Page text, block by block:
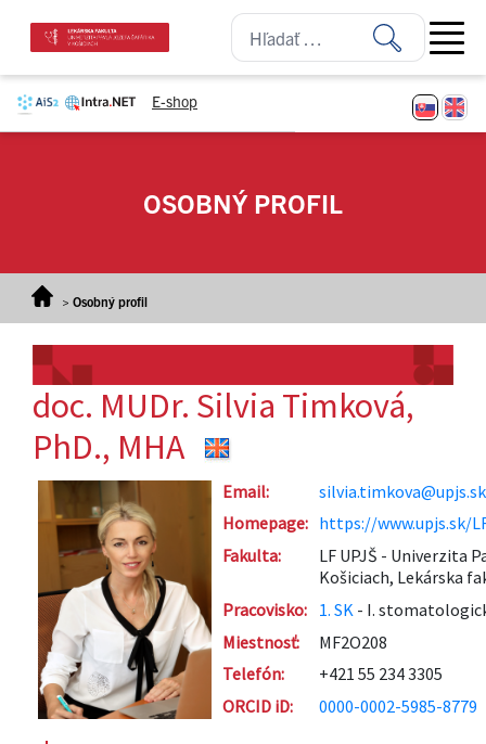
E-shop
Open
OSOBNÝ PROFIL
> Osobný profil